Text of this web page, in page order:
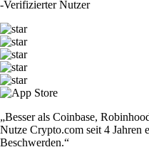
-Verifizierter Nutzer
„Besser als Coinbase,
Nutze Crypto.com seit 4 Jahren
Beschwerden.“